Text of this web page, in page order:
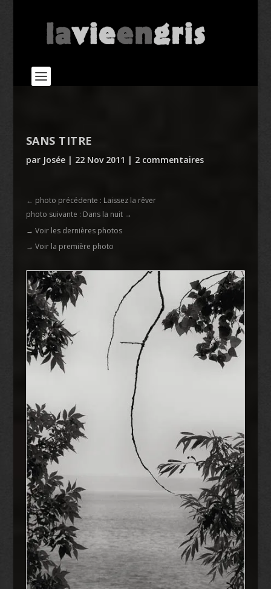
SANS TITRE
par Josée| 22 Nov 2011 | 2 commentaires
← photo précédente : Laissez la rêver
photo suivante : Dans la nuit→
→ Voir les dernières photos
→ Voir la première photo